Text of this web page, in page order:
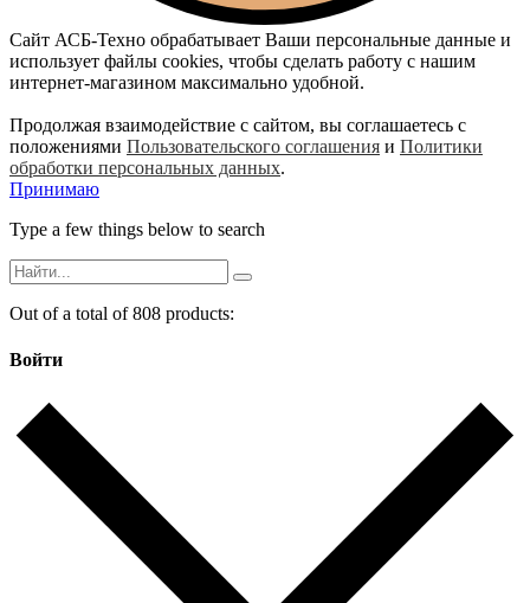
Сайт АСБ-Техно обрабатывает Ваши персональные данные и
использует файлы cookies, чтобы сделать работу с нашим
интернет-магазином максимально удобной.
Продолжая взаимодействие с сайтом, вы соглашаетесь с
положениями Пользовательского соглашения и Политики
обработки персональных данных.
Принимаю
Type a few things below to search
Out of a total of 808 products:
Войти